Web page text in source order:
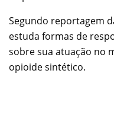
Segundo reportagem
estuda formas de
sobre sua atuação no
opioide sintético.